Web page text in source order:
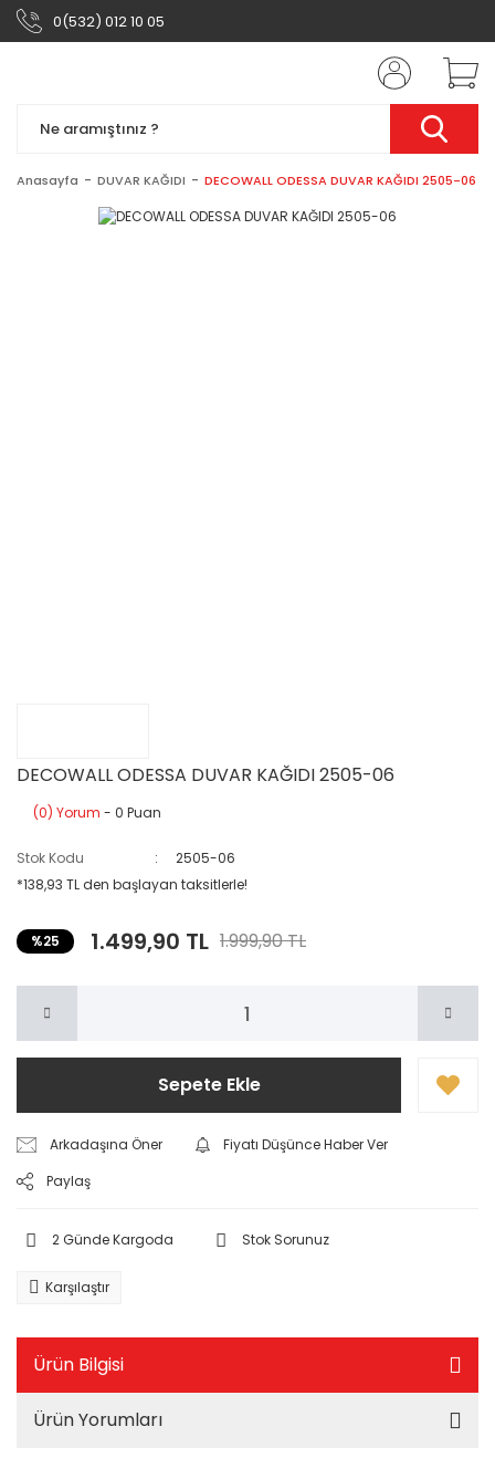
0(532) 012 10 05
Anasayfa DUVAR KAĞIDI DECOWALL ODESSA DUVAR KAĞIDI 2505-06
DECOWALL ODESSA DUVAR KAĞIDI 2505-06
(0) Yorum - 0 Puan
Stok Kodu
2505-06
*138,93 TL den başlayan taksitlerle!
%25 1.499,90 TL 1.999,90 TL
Sepete Ekle
Arkadaşına Öner
Fiyatı Düşünce Haber Ver
Paylaş
2 Günde Kargoda Stok Sorunuz
Karşılaştır
Ürün Bilgisi
Ürün Yorumları